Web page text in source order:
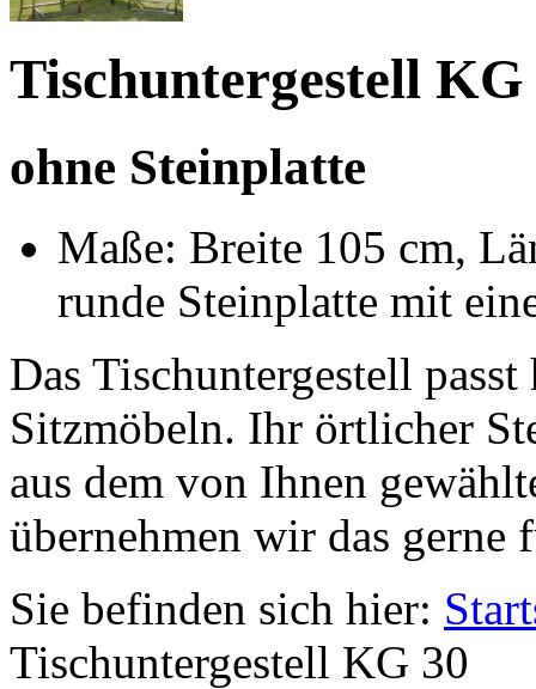
Tischuntergestell KG
ohne Steinplatte
Maße: Breite 105 cm,
runde Steinplatte mit
Das Tischuntergestell
Sitzmöbeln. Ihr örtlicher
aus dem von Ihnen
übernehmen wir das gerne
Sie befinden sich hier:
Tischuntergestell KG 30